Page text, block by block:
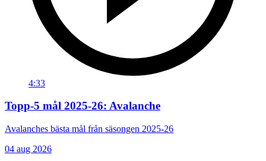
4:33
Topp-5 mål 2025-26: Avalanche
Avalanches bästa mål från säsongen 2025-26
04 aug 2026